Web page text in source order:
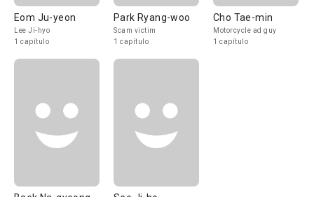
Eom Ju-yeon
Lee Ji-hyo
1 capítulo
Park Ryang-woo
Scam victim
1 capítulo
Cho Tae-min
Motorcycle ad guy
1 capítulo